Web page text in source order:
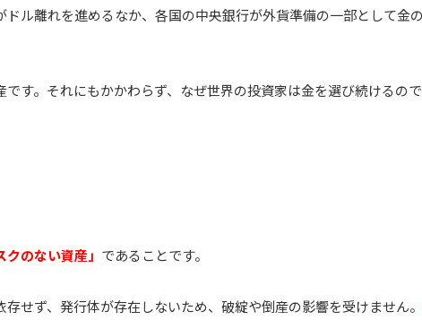
ル離れを進めるなか、各国の中央銀行が外貨準備の一部として金
す。それにもかかわらず、なぜ世界の投資家は金を選び続けるの
クのない資産」 であることです。
せず、発行体が存在しないため、破綻や倒産の影響を受けません。